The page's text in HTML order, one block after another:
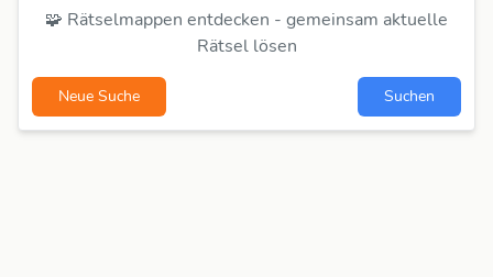
🧩 Rätselmappen entdecken - gemeinsam aktuelle
Rätsel lösen
Neue Suche Suchen